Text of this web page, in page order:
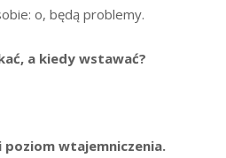
o, będą problemy.
a kiedy wstawać?
poziom wtajemniczenia.